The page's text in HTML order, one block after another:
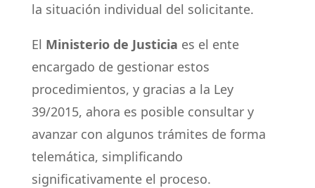
la situación individual del solicitante.
El Ministerio de Justicia es el ente
encargado de gestionar estos
procedimientos, y gracias a la Ley
39/2015, ahora es posible consultar y
avanzar con algunos trámites de forma
telemática, simplificando
significativamente el proceso.